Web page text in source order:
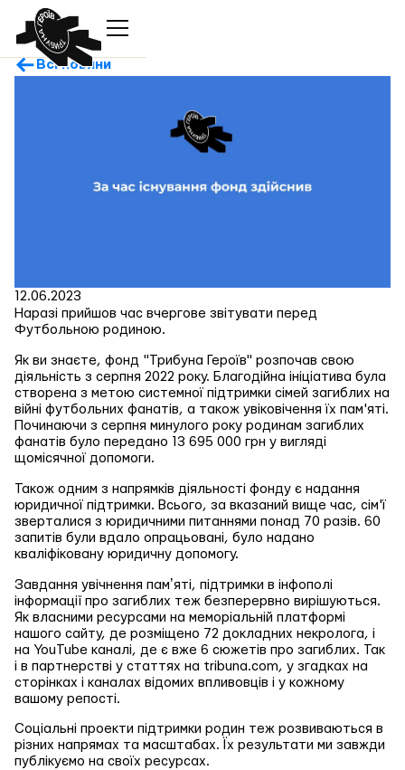
Всі новини
12.06.2023
Наразі прийшов час вчергове звітувати перед
Футбольною родиною.
Як ви знаєте, фонд "Трибуна Героїв" розпочав свою
діяльність з серпня 2022 року. Благодійна ініціатива була
створена з метою системної підтримки сімей загиблих на
війні футбольних фанатів, а також увіковічення їх пам'яті.
Починаючи з серпня минулого року родинам загиблих
фанатів було передано 13 695 000 грн у вигляді
щомісячної допомоги.
Також одним з напрямків діяльності фонду є надання
юридичної підтримки. Всього, за вказаний вище час, сім'ї
зверталися з юридичними питаннями понад 70 разів. 60
запитів були вдало опрацьовані, було надано
кваліфіковану юридичну допомогу.
Завдання увічнення памʼяті, підтримки в інфополі
інформації про загиблих теж безперервно вирішуються.
Як власними ресурсами на меморіальній платформі
нашого сайту, де розміщено 72 докладних некролога, і
на YouTube каналі, де є вже 6 сюжетів про загиблих. Так
і в партнерстві у статтях на tribuna.com, у згадках на
сторінках і каналах відомих впливовців і у кожному
вашому репості.
Соціальні проекти підтримки родин теж розвиваються в
різних напрямах та масштабах. Їх результати ми завжди
публікуємо на своїх ресурсах.